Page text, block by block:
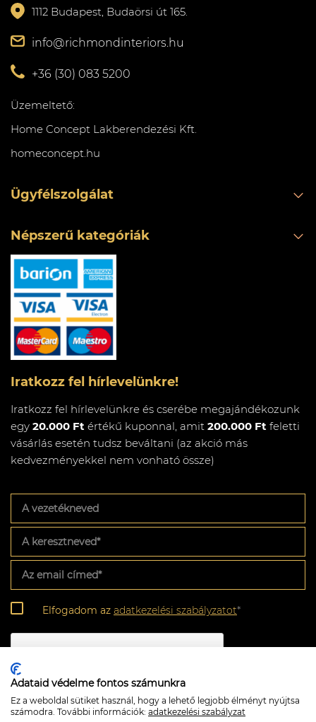
1112 Budapest, Budaörsi út 165.
info@richmondinteriors.hu
+36 (30) 083 5200
Üzemeltető:
Home Concept Lakberendezési Kft.
homeconcept.hu
Ügyfélszolgálat
Népszerű kategóriák
Iratkozz fel hírlevelünkre!
Iratkozz fel hírlevelünkre és cserébe megajándékozunk
egy 20.000 Ft értékű kuponnal, amit 200.000 Ft feletti
vásárlás esetén tudsz beváltani (az akció más
kedvezményekkel nem vonható össze)
vezetékneved
keresztneved*
email
címed*
Adatkezelési
szabályzat*
Elfogadom az adatkezelési szabályzatot*
CAPTCHA
Feliratkozom
Adataid védelme fontos számunkra
Ez a weboldal sütiket használ, hogy a lehető legjobb élményt nyújtsa
számodra. További információk: adatkezelési szabályzat